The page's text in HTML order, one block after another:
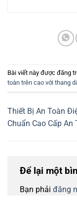
Bài viết này được đăng
toàn trên cao với thang
Thiết Bị An Toàn
Chuẩn Cao Cấp An
Để lại một
Bạn phải đăng